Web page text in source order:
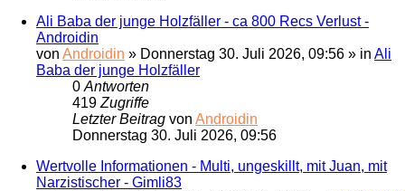
Ali Baba der junge Holzfäller - ca 800 Recs Verlust -
Androidin
von Androidin » Donnerstag 30. Juli 2026, 09:56 » in Ali
Baba der junge Holzfäller
0Antworten
419Zugriffe
Letzter Beitrag von Androidin
Donnerstag 30. Juli 2026, 09:56
Wertvolle Informationen - Multi, ungeskillt, mit Juan, mit
Narzistischer - Gimli83